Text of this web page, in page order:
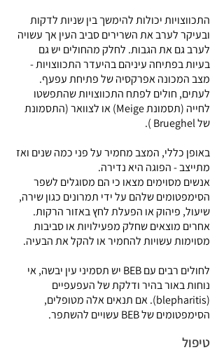
התכווצויות יכולות להימשך בין שניות לדקות
ובעיקר לערב את השרירים סביב העין אך עשויה
לערב גם את הגבות. לחלק מהחולים יש גם
בעיות בפתיחה עיניהם בהיעדר התכווצויות -
מצב המכונה אפרקסיה של פתיחת עפעף.
לעתים, חולים לפתח התכווצויות שהתפשטו
לחייה (תסמונת Meige) או לצוואר (התסמונת
של Brueghel ).
באופן כללי, המצב מחמיר על פני כמה שנים ואז
מתייצב - הפוגה היא נדירה.
אנשים מסוימים מצאו כי הם מסוגלים לשפר
הסימפטומים שלהם על ידי תמרונים כגון שירה,
שיעול, פיהוק או הפעלת לחץ באזור הרקות.
אחרים מוצאים שחלק מפעילויות או סביבות
מסוימות עשויות להחמיר או להקל את הבעיה.
לחולים רבים עם BEB יש תסמיני עין יבשה, אי
נוחות באור בהיר ודלקת של העפעפיים
(blepharitis). אם תנאים אלה מטופלים,
הסימפטומים של BEB עשויים להשתפר.
טיפול